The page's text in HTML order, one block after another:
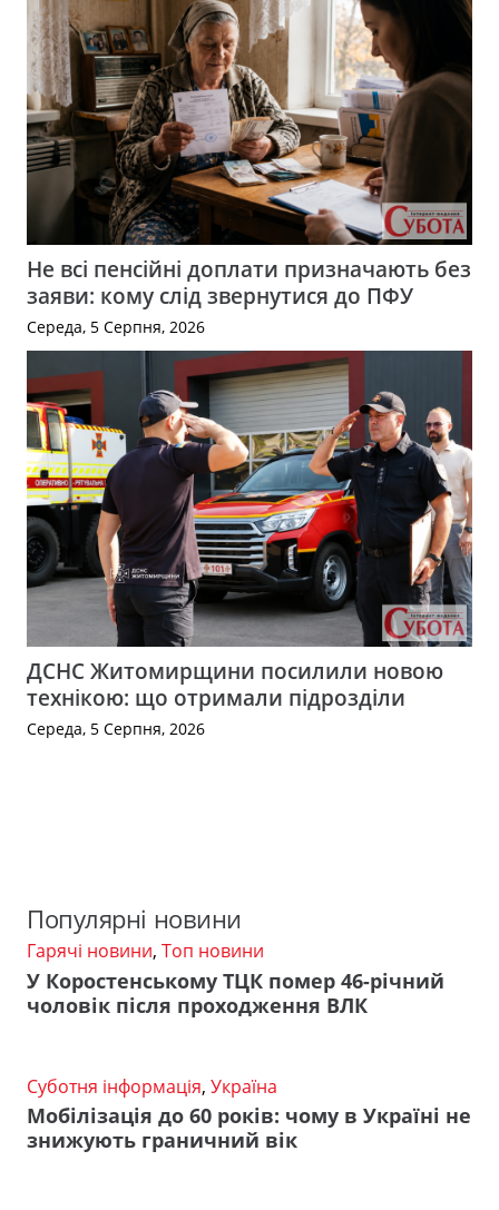
Не всі пенсійні доплати призначають без
заяви: кому слід звернутися до ПФУ
Середа, 5 Серпня, 2026
ДСНС Житомирщини посилили новою
технікою: що отримали підрозділи
Середа, 5 Серпня, 2026
Популярні новини
Гарячі новини, Топ новини
У Коростенському ТЦК помер 46-річний
чоловік після проходження ВЛК
Суботня інформація, Україна
Мобілізація до 60 років: чому в Україні не
знижують граничний вік